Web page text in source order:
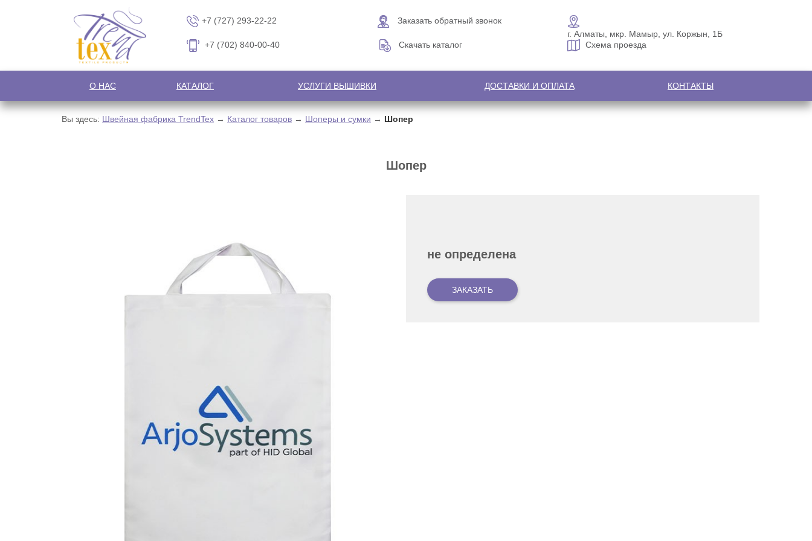
+7 (727) 293-22-22
Заказать обратный звонок
г. Алматы, мкр. Мамыр, ул. Коржын, 1Б
+7 (702) 840-00-40
Скачать каталог Схема проезда
О НАС КАТАЛОГ УСЛУГИ ВЫШИВКИ ДОСТАВКИ И ОПЛАТА КОНТАКТЫ
Вы здесь: Швейная фабрика TrendTex → Каталог товаров → Шоперы и сумки → Шопер
Шопер
не определена